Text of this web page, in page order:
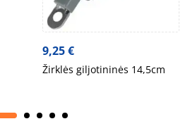
9,25€
Žirklės giljotininės 14,5cm